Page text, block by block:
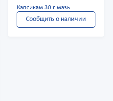
Капсикам 30 г мазь
Сообщить о наличии